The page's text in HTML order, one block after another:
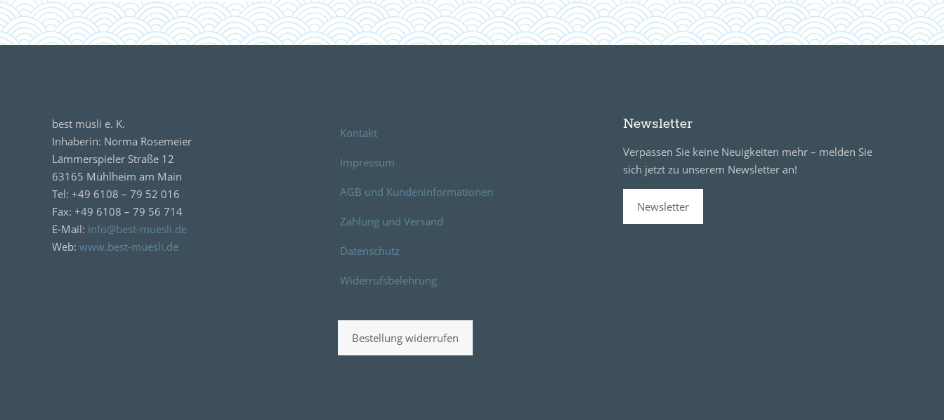
best müsli e. K.
Inhaberin: Norma Rosemeier
Lämmerspieler Straße 12
63165 Mühlheim am Main
Tel: +49 6108 – 79 52 016
Fax: +49 6108 – 79 56 714
E-Mail: info@best-muesli.de
Web: www.best-muesli.de
Kontakt
Impressum
AGB und Kundeninformationen
Zahlung und Versand
Datenschutz
Widerrufsbelehrung
Bestellung widerrufen
Newsletter
Verpassen Sie keine Neuigkeiten mehr – melden Sie
sich jetzt zu unserem Newsletter an!
Newsletter